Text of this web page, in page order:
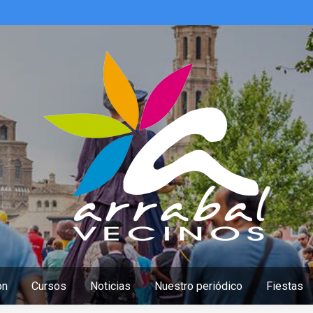
Cursos Noticias Nuestro periódico Fiestas